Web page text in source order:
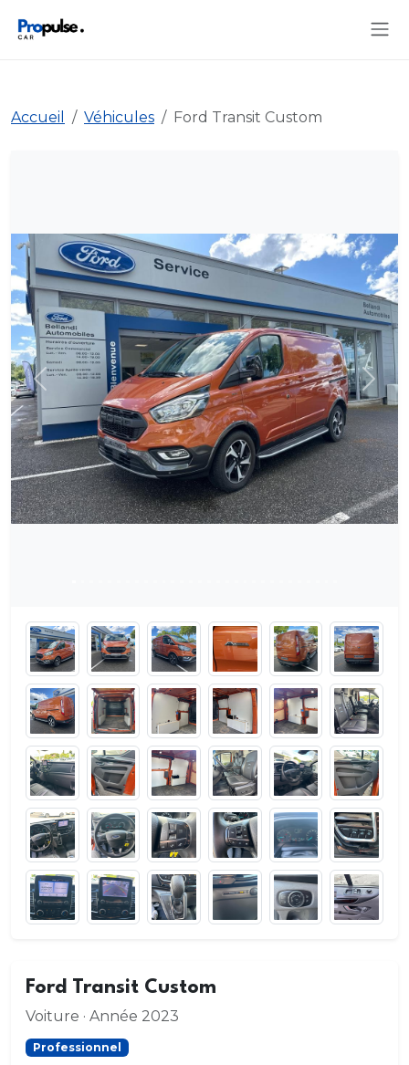
Accueil Véhicules Ford Transit Custom
Précédent
Ford Transit Custom
Voiture · Année 2023
Professionnel